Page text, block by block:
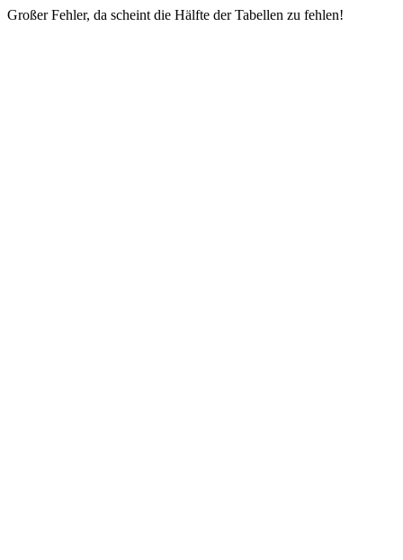
Großer Fehler, da scheint die Hälfte der Tabellen zu fehlen!